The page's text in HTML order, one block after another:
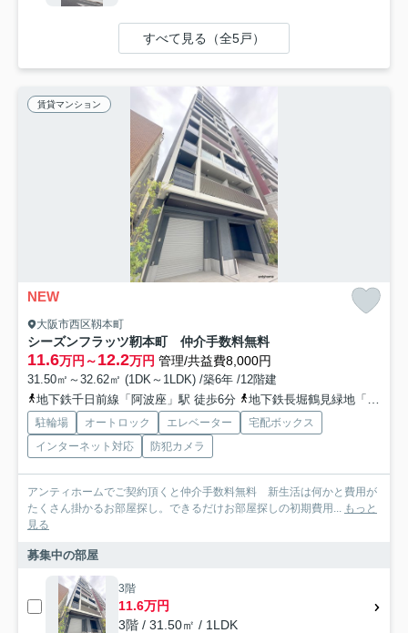
すべて見る（全5戸）
賃貸マンション
NEW
大阪市西区靱本町
シーズンフラッツ靭本町 仲介手数料無料
11.6万円～12.2万円 管理/共益費8,000円
31.50㎡～32.62㎡ (1DK～1LDK) /築6年 /12階建
地下鉄千日前線「阿波座」駅 徒歩6分
地下鉄長堀鶴見緑地「西長堀」駅 徒歩14分
駐輪場 オートロック エレベーター
宅配ボックス
インターネット対応
防犯カメラ
アンティホームでご契約頂くと仲介手数料無料 新生活は何かと費用が
たくさん掛かるお部屋探し。できるだけお部屋探しの初期費用...
もっと
見る
募集中の部屋
3階
11.6万円
3階 / 31.50㎡ / 1LDK